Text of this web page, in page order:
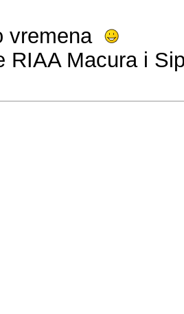
vremena
RIAA Macura i